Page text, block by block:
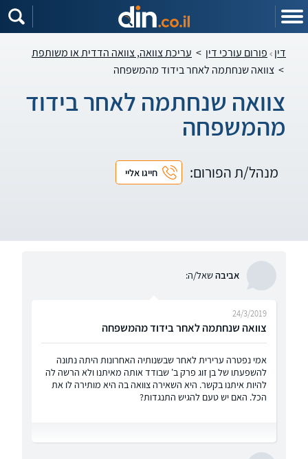
דין פורום עורכי דין > עריכת צוואה, צוואה הדדית או משותפת
> צוואה שנחתמה לאחר בידוד מהמשפחה
צוואה שנחתמה לאחר בידוד
מהמשפחה
מנהל/ת הפורום: חייגו אליי
אביבהשאל/ה:
צוואה שנחתמה לאחר בידוד מהמשפחה
24/3/2019
אמי נפטרה ערירית לאחר שבשנותיה האחרונות היתה נתונה
להשפעתו של בן זוג פרק ב' שבודד אותה מאיתנו ולא הרשה לה
להיות איתנו בקשר. היא השאירה צוואה בה היא מותירה לו את
הכל. האם יש טעם להגיש התנגדות?